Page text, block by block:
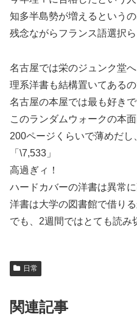
知多半島勢が増えるというの
残念ながらフランス語選択ら
名古屋では栄のジュンク堂へ
理系洋書も結構置いてある
名古屋の本屋では最も好きで
このランダムウォークの本面
200ページくらいで薄めだし
「\7,533」
高過ぎィ！
ハードカバーの洋書は異常
洋書は大学の図書館で借り
でも、2週間ではとても読
日常
関連記事